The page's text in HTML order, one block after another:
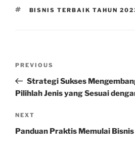
TAGS
BISNIS TERBAIK TAHUN
Previous
Post
PREVIOUS
Strategi Sukses
Pilihlah Jenis yang Sesuai
Next
Post
NEXT
Panduan Praktis Memulai